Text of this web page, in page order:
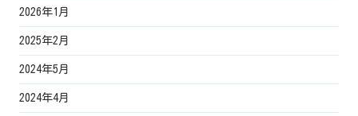
2026年1月
2025年2月
2024年5月
2024年4月